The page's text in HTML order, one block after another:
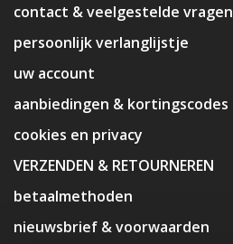
contact & veelgestelde vragen
persoonlijk verlanglijstje
uw account
aanbiedingen & kortingscodes
cookies en privacy
VERZENDEN & RETOURNEREN
betaalmethoden
nieuwsbrief & voorwaarden